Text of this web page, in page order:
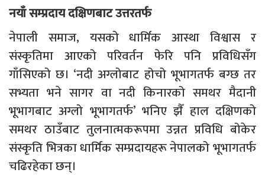
नयाँ सम्प्रदाय दक्षिणबाट उत्तरतर्फ
नेपाली समाज, यसको धार्मिक आस्था विश्वास र
संस्कृतिमा आएको परिवर्तन फेरि पनि प्रविधिसँग
गाँसिएको छ। ‘नदी अग्लोबाट होचो भूभागतर्फ बग्छ तर
सभ्यता भने सागर वा नदी किनारको समथर मैदानी
भूभागबाट अग्लो भूभागतर्फ’ भनिए झैँ हाल दक्षिणको
समथर ठाउँबाट तुलनात्मकरूपमा उन्नत प्रविधि बोकेर
संस्कृति भित्रका धार्मिक सम्प्रदायहरू नेपालको भूभागतर्फ
चढिरहेका छन्।